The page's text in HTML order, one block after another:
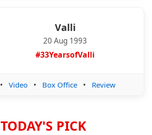
Valli
20 Aug 1993
#33YearsofValli
• Video • Box Office • Review
TODAY'S PICK